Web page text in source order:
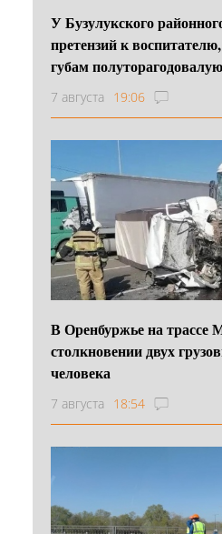
У Бузулукского
претензий к
губам
7 августа 19:06
В Оренбуржье на трассе
столкновении двух
человека
7 августа 18:54